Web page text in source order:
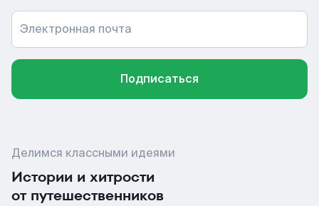
Электронная почта
Подписаться
Делимся классными идеями
Истории и хитрости
от путешественников